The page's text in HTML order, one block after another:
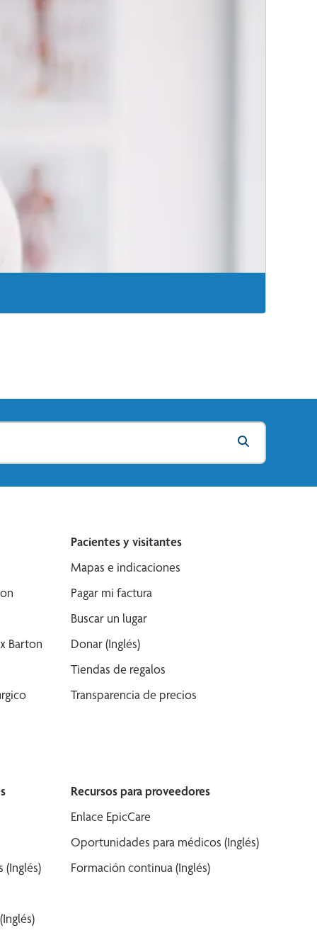
Barton
Pacientes y visitantes
Mapas e indicaciones
Pagar mi factura
Buscar un lugar
Donar (Inglés)
Tiendas de regalos
Transparencia de precios
Recursos para proveedores
Enlace EpicCare
Oportunidades para médicos (Inglés)
Formación continua (Inglés)